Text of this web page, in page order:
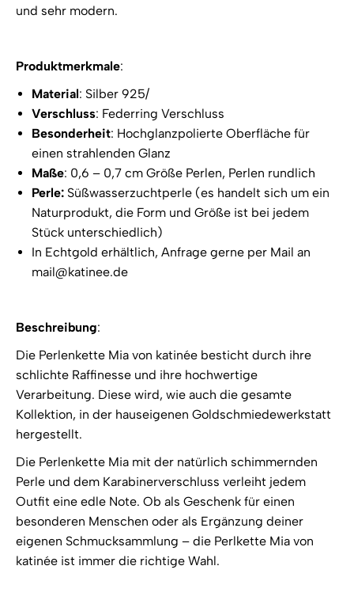
und sehr modern.
Produktmerkmale:
Material: Silber 925/
Verschluss: Federring Verschluss
Besonderheit: Hochglanzpolierte Oberfläche für
einen strahlenden Glanz
Maße: 0,6 – 0,7 cm Größe Perlen, Perlen rundlich
Perle: Süßwasserzuchtperle (es handelt sich um ein
Naturprodukt, die Form und Größe ist bei jedem
Stück unterschiedlich)
In Echtgold erhältlich, Anfrage gerne per Mail an
mail@katinee.de
Beschreibung:
Die Perlenkette Mia von katinée besticht durch ihre
schlichte Raffinesse und ihre hochwertige
Verarbeitung. Diese wird, wie auch die gesamte
Kollektion, in der hauseigenen Goldschmiedewerkstatt
hergestellt.
Die Perlenkette Mia mit der natürlich schimmernden
Perle und dem Karabinerverschluss verleiht jedem
Outfit eine edle Note. Ob als Geschenk für einen
besonderen Menschen oder als Ergänzung deiner
eigenen Schmucksammlung – die Perlkette Mia von
katinée ist immer die richtige Wahl.